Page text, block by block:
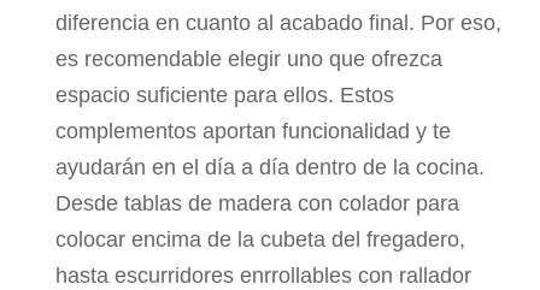
diferencia en cuanto al acabado final. Por eso,
es recomendable elegir uno que ofrezca
espacio suficiente para ellos. Estos
complementos aportan funcionalidad y te
ayudarán en el día a día dentro de la cocina.
Desde tablas de madera con colador para
colocar encima de la cubeta del fregadero,
hasta escurridores enrrollables con rallador